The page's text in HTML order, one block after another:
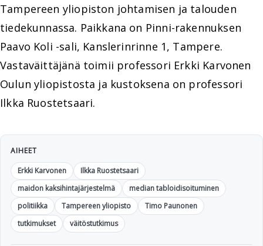
Tampereen yliopiston johtamisen ja talouden
tiedekunnassa. Paikkana on Pinni-rakennuksen
Paavo Koli -sali, Kanslerinrinne 1, Tampere.
Vastaväittäjänä toimii professori Erkki Karvonen
Oulun yliopistosta ja kustoksena on professori
Ilkka Ruostetsaari.
AIHEET
Erkki Karvonen
Ilkka Ruostetsaari
maidon kaksihintajärjestelmä
median tabloidisoituminen
politiikka
Tampereen yliopisto
Timo Paunonen
tutkimukset
väitöstutkimus